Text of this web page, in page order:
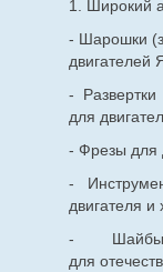
1. Широкий
- Шарошки
-
для
- Фрезы для
-
двигателя и
- Шайбы
для